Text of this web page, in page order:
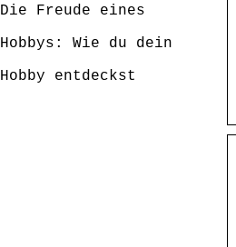
Die Freude eines
Hobbys: Wie du dein
Hobby entdeckst